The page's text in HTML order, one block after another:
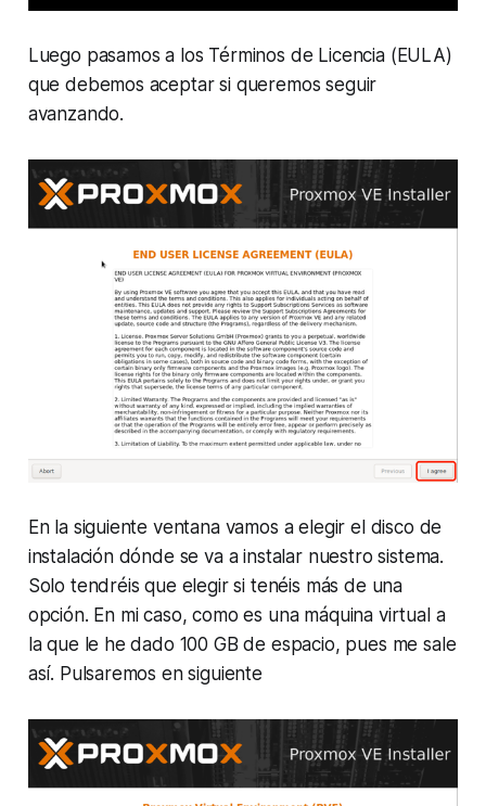
Luego pasamos a los Términos de Licencia (EULA)
que debemos aceptar si queremos seguir
avanzando.
En la siguiente ventana vamos a elegir el disco de
instalación dónde se va a instalar nuestro sistema.
Solo tendréis que elegir si tenéis más de una
opción. En mi caso, como es una máquina virtual a
la que le he dado 100 GB de espacio, pues me sale
así. Pulsaremos en siguiente